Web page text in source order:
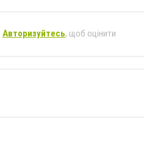
Авторизуйтесь, щоб оцінити